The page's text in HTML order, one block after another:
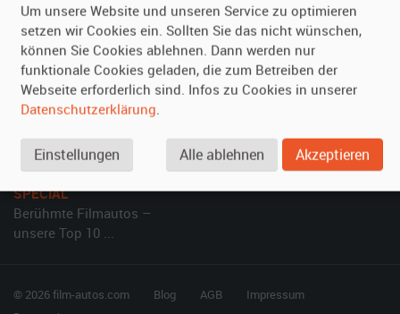
Vermieten
Oldtimer anmelden
Fotos senden
Inserat verwalten
Hilfe
Häufige Fragen (FAQ)
So funktioniert's
SPECIAL
Berühmte Filmautos –
unsere Top 10 ...
© 2026 film-autos.com Blog AGB
Impressum
Um unsere Website und unseren Service zu optimieren
setzen wir Cookies ein. Sollten Sie das nicht wünschen,
können Sie Cookies ablehnen. Dann werden nur
funktionale Cookies geladen, die zum Betreiben der
Webseite erforderlich sind. Infos zu Cookies in unserer
Datenschutzerklärung.
Einstellungen Alle ablehnen Akzeptieren